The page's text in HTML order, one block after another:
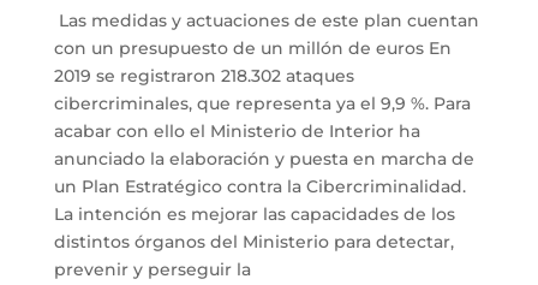
Las medidas y actuaciones de este plan cuentan
con un presupuesto de un millón de euros En
2019 se registraron 218.302 ataques
cibercriminales, que representa ya el 9,9 %. Para
acabar con ello el Ministerio de Interior ha
anunciado la elaboración y puesta en marcha de
un Plan Estratégico contra la Cibercriminalidad.
La intención es mejorar las capacidades de los
distintos órganos del Ministerio para detectar,
prevenir y perseguir la